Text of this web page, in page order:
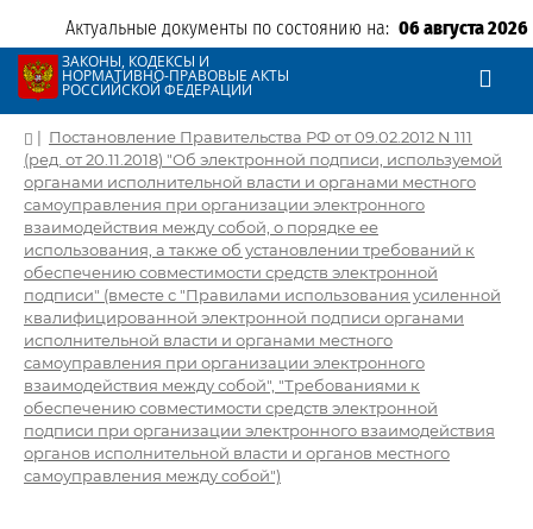
Актуальные документы по состоянию на: 06 августа 2026
ЗАКОНЫ, КОДЕКСЫ И
НОРМАТИВНО-ПРАВОВЫЕ АКТЫ
РОССИЙСКОЙ ФЕДЕРАЦИИ
| Постановление Правительства РФ от 09.02.2012 N 111
(ред. от 20.11.2018) "Об электронной подписи, используемой
органами исполнительной власти и органами местного
самоуправления при организации электронного
взаимодействия между собой, о порядке ее
использования, а также об установлении требований к
обеспечению совместимости средств электронной
подписи" (вместе с "Правилами использования усиленной
квалифицированной электронной подписи органами
исполнительной власти и органами местного
самоуправления при организации электронного
взаимодействия между собой", "Требованиями к
обеспечению совместимости средств электронной
подписи при организации электронного взаимодействия
органов исполнительной власти и органов местного
самоуправления между собой")